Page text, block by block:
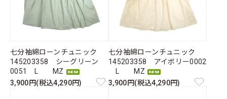
七分袖綿ローンチュニック
145203358 シーグリーン
0051 L MZ
3,900円(税込4,290円)
七分袖綿ローンチュニック
145203358 アイボリー0002
L MZ
3,900円(税込4,290円)